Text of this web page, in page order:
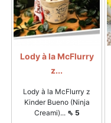
Lody à la McFlurry
z...
Lody à la McFlurry z
Kinder Bueno (Ninja
Creami)... ⇖ 5